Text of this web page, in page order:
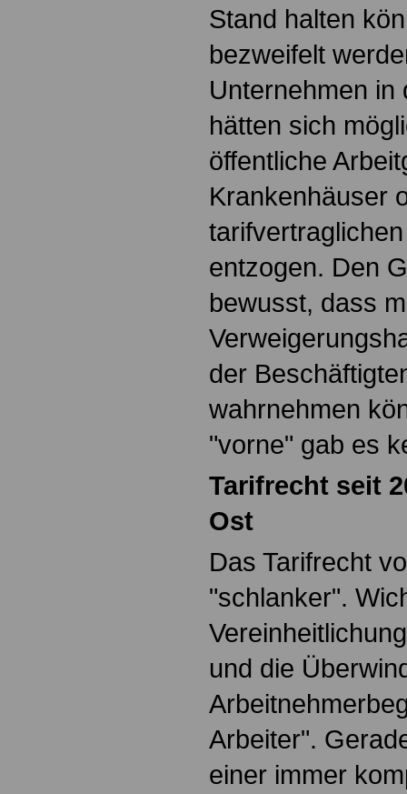
Stand halten
bezweifelt
Unternehmen in
hätten sich
öffentliche
Krankenhäuser
entzogen. Den
bewusst, dass
der
wahrnehmen
"vorne" gab es
Tarifrecht seit
Ost
Das Tarifrecht
"schlanker".
und die
Arbeiter".
einer immer